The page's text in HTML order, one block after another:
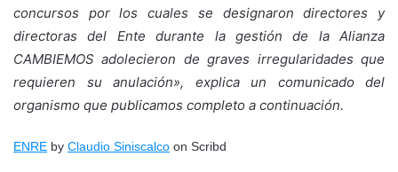
concursos por los cuales se designaron directores y
directoras del Ente durante la gestión de la Alianza
CAMBIEMOS adolecieron de graves irregularidades que
requieren su anulación», explica un comunicado del
organismo que publicamos completo a continuación.
ENRE by Claudio Siniscalco on Scribd